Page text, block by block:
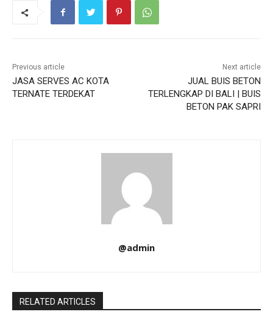
Previous article
JASA SERVES AC KOTA
TERNATE TERDEKAT
Next article
JUAL BUIS BETON
TERLENGKAP DI BALI | BUIS
BETON PAK SAPRI
@admin
RELATED ARTICLES